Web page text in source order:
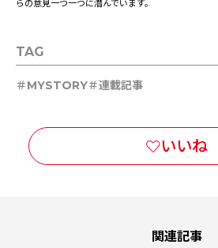
らの意見一つ一つに潜んでいます。
TAG
MYSTORY 連載記事
関連記事